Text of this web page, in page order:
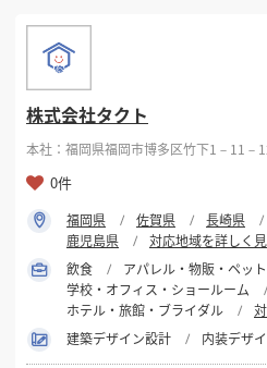
株式会社タクト
本社：福岡県福岡市博多区竹下1－11－
0件
福岡県 佐賀県 長崎県
鹿児島県
対応地域を詳しく
飲食
アパレル・物販・ペット
学校・オフィス・ショールーム
ホテル・旅館・ブライダル
建築デザイン設計
内装デザ